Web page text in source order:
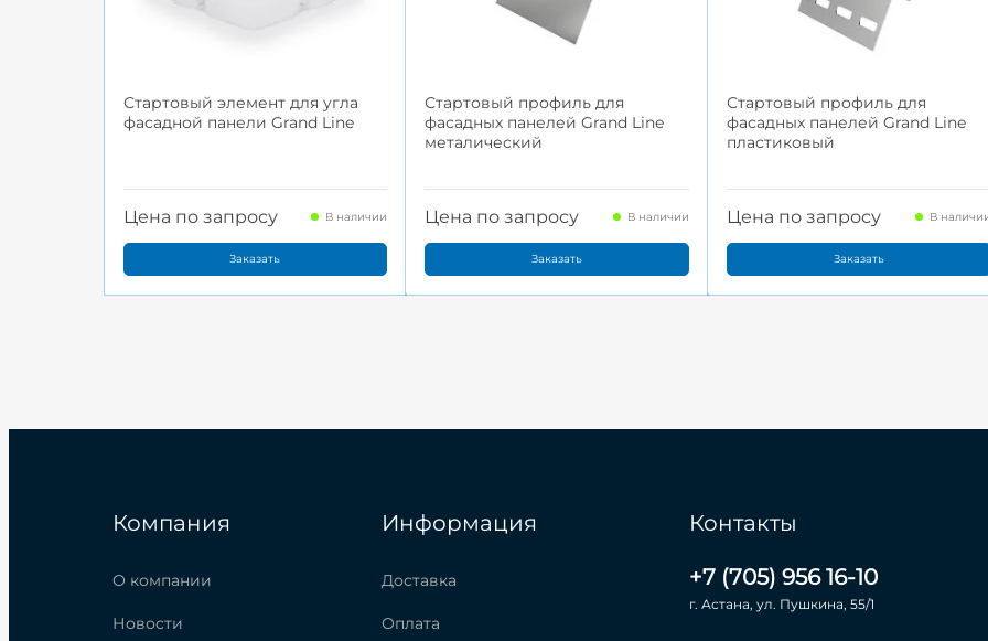
Стартовый элемент для угла
фасадной панели Grand Line
Цена по запросу В наличии
Заказать
Стартовый профиль для
фасадных панелей Grand Line
металический
Цена по запросу В наличии
Заказать
Стартовый профиль для
фасадных панелей Grand Line
пластиковый
Цена по запросу В
Заказать
Компания
О компании
Новости
Информация
Доставка
Оплата
Контакты
+7 (705) 956 16-10
г. Астана, ул. Пушкина, 55/1